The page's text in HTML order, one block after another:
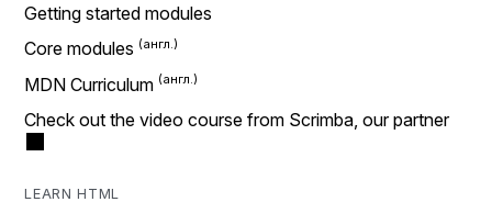
Getting started modules
Core modules
MDN Curriculum
Check out the video course from Scrimba, our partner
LEARN HTML